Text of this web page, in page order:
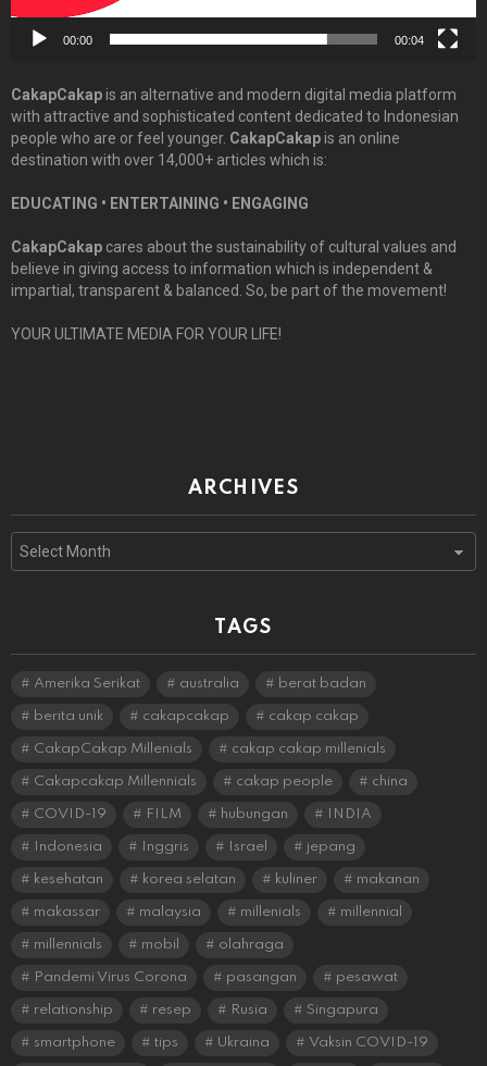
00:00 00:04
CakapCakapis an alternative and modern digital media platform
with attractive and sophisticated content dedicated to Indonesian
people who are or feel younger. CakapCakapis an online
destination with over 14,000+ articles which is:
EDUCATING • ENTERTAINING • ENGAGING
CakapCakap cares about the sustainability of cultural values and
believe in giving access to information which is independent &
impartial, transparent & balanced. So, be part of the movement!
YOUR ULTIMATE MEDIA FOR YOUR LIFE!
ARCHIVES
TAGS
Amerika Serikat australia berat badan
berita unik cakapcakap cakap cakap
CakapCakap Millenials cakap cakap millenials
Cakapcakap Millennials cakap people china
COVID-19 FILM hubungan INDIA
Indonesia Inggris Israel jepang
kesehatan korea selatan kuliner makanan
makassar malaysia millenials millennial
millennials mobil olahraga
Pandemi Virus Corona pasangan pesawat
relationship resep Rusia Singapura
smartphone tips Ukraina Vaksin COVID-19